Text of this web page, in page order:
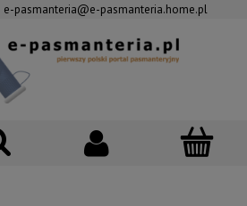
e-pasmanteria@e-pasmanteria.home.pl